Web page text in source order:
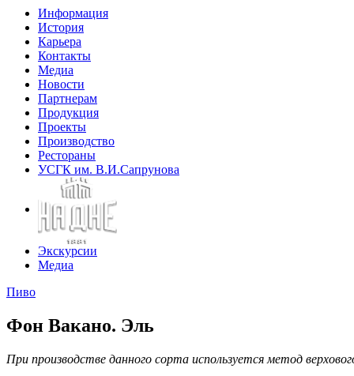
Информация
История
Карьера
Контакты
Медиа
Новости
Партнерам
Продукция
Проекты
Производство
Рестораны
УСГК им. В.И.Сапрунова
Экскурсии
Медиа
Пиво
Фон Вакано. Эль
При производстве данного сорта используется метод